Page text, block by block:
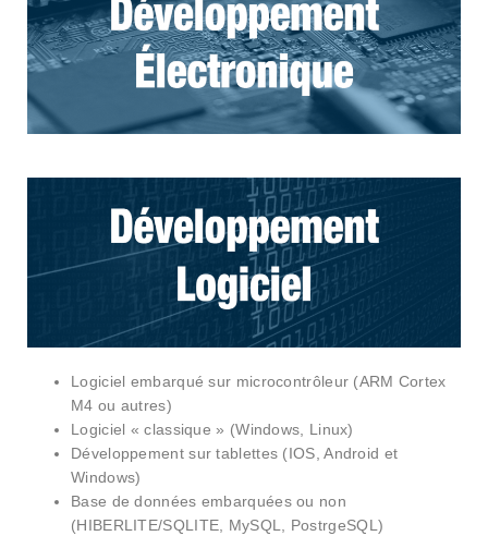
Logiciel embarqué sur microcontrôleur (ARM Cortex
M4 ou autres)
Logiciel « classique » (Windows, Linux)
Développement sur tablettes (IOS, Android et
Windows)
Base de données embarquées ou non
(HIBERLITE/SQLITE, MySQL, PostrgeSQL)